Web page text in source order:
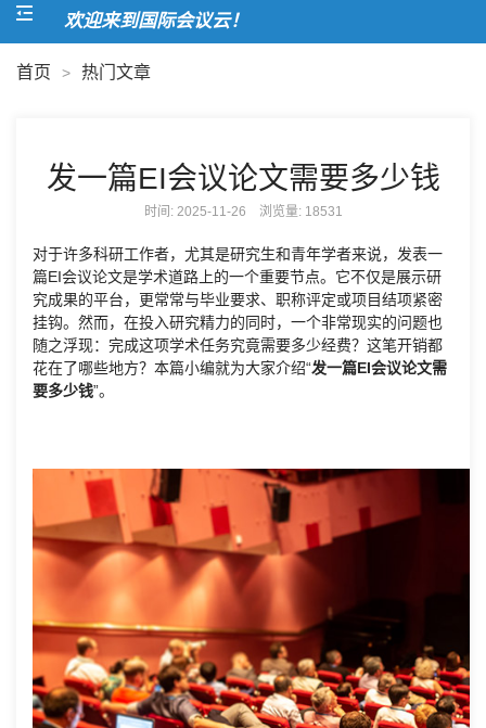
欢迎来到国际会议云！
首页 > 热门文章
发一篇EI会议论文需要多少钱
时间: 2025-11-26 浏览量: 18531
对于许多科研工作者，尤其是研究生和青年学者来说，发表一
篇EI会议论文是学术道路上的一个重要节点。它不仅是展示研
究成果的平台，更常常与毕业要求、职称评定或项目结项紧密
挂钩。然而，在投入研究精力的同时，一个非常现实的问题也
随之浮现：完成这项学术任务究竟需要多少经费？这笔开销都
花在了哪些地方？本篇小编就为大家介绍“发一篇EI会议论文需
要多少钱”。